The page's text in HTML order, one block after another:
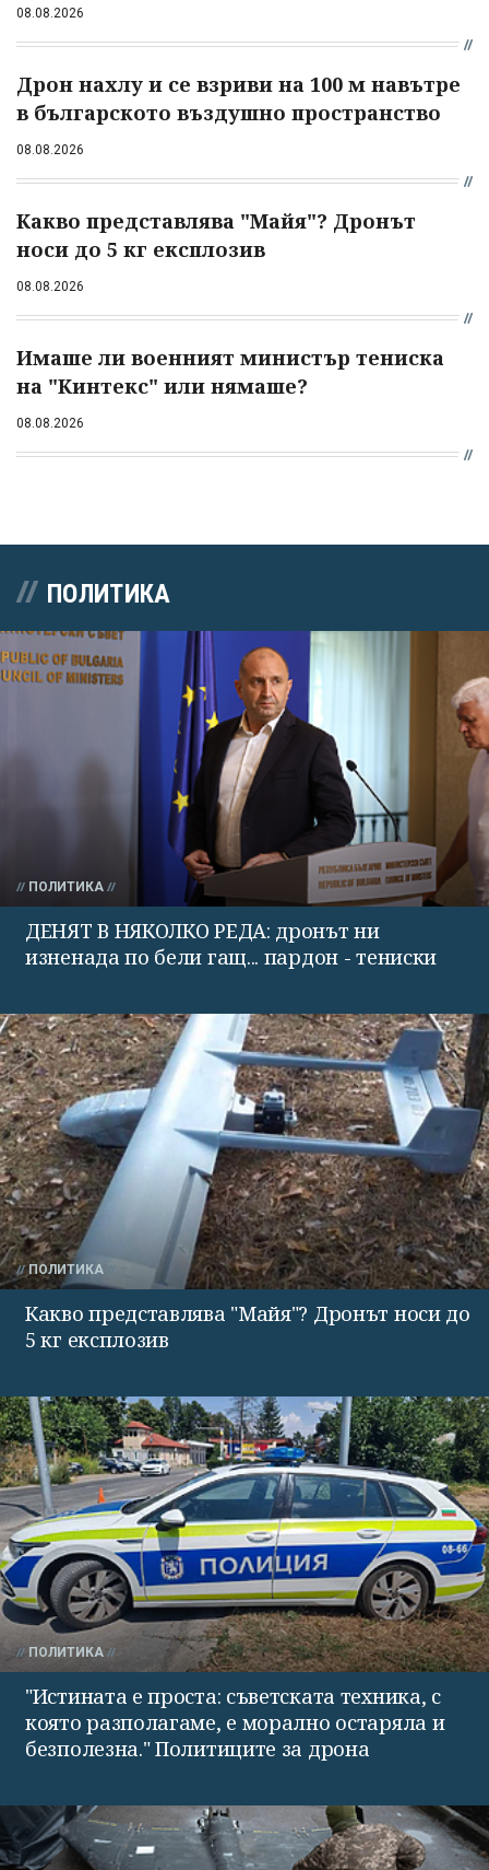
08.08.2026
Дрон нахлу и се взриви на 100 м навътре
в българското въздушно пространство
08.08.2026
Какво представлява "Майя"? Дронът
носи до 5 кг експлозив
08.08.2026
Имаше ли военният министър тениска
на "Кинтекс" или нямаше?
08.08.2026
ПОЛИТИКА
ПОЛИТИКА
ДЕНЯТ В НЯКОЛКО РЕДА: дронът ни
изненада по бели гащ... пардон - тениски
ПОЛИТИКА
Какво представлява "Майя"? Дронът носи до
5 кг експлозив
ПОЛИТИКА
"Истината е проста: съветската техника, с
която разполагаме, е морално остаряла и
безполезна." Политиците за дрона